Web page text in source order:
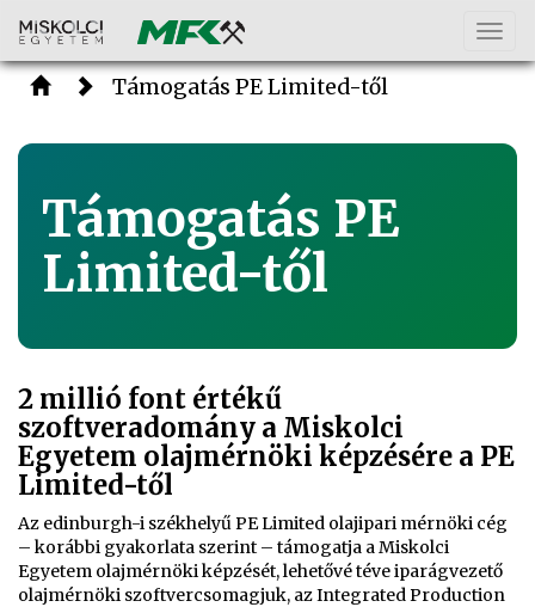
Támogatás PE Limited-től
Támogatás PE
Limited-től
2 millió font értékű
szoftveradomány a Miskolci
Egyetem olajmérnöki képzésére a PE
Limited-től
Az edinburgh-i székhelyű PE Limited olajipari mérnöki cég
– korábbi gyakorlata szerint – támogatja a Miskolci
Egyetem olajmérnöki képzését, lehetővé téve iparágvezető
olajmérnöki szoftvercsomagjuk, az Integrated Production